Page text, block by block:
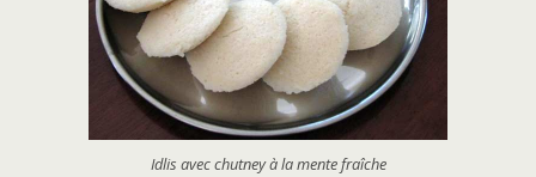
Idlis avec chutney à la mente fraîche